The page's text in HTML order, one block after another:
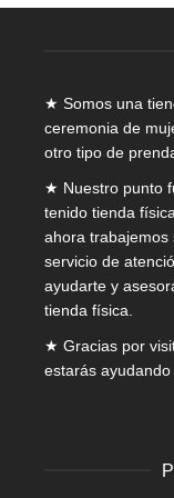
la
★ Somos una
ceremonia de
otro tipo de
★ Nuestro punto
tenido tienda
ahora trabajemos
servicio de
ayudarte y
tienda física.
★ Gracias por
estarás